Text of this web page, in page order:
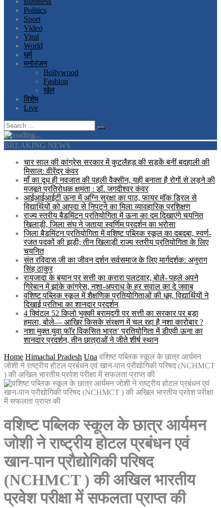
Politics
Sport
Video
Viral
World
धर्म
मनोरंजन
Bollywood
Fashion
खेल
विशेष
Live
BREAKING NEWS
चार साल की कांग्रेस सरकार में कुटलैहड़ की सड़कें बनीं बदहाली की
मिसाल: वीरेंद्र कंवर
माँ का दूध ही नवजात की पहली वैक्सीन, यही बनाता है रोगों से लड़ने की
मजबूत प्रतिरोधक क्षमता : डॉ. जगदीश्वर कंवर
आईआईआईटी ऊना में अग्नि सुरक्षा का पाठ, फायर मॉक ड्रिल से
विद्यार्थियों को आपदा से निपटने का मिला व्यावहारिक प्रशिक्षण
राज्य स्तरीय बैडमिंटन प्रतियोगिता में ऊना का दम दिखाएंगे चयनित
खिलाड़ी, जिला संघ ने जताया स्वर्णिम प्रदर्शन का भरोसा
जिला बैडमिंटन प्रतियोगिता में वशिष्ट पब्लिक स्कूल का दबदबा, स्वर्ण-
रजत पदकों की झड़ी; तीन खिलाड़ी राज्य स्तरीय प्रतियोगिता के लिए
चयनित
संत रविदास जी का जीवन दर्शन सर्वसमाज के लिए मार्गदर्शक: अनुराग
सिंह ठाकुर
रायजादा के बयान पर सत्ती का करारा पलटवार, बोले- पहले अपने
गिरेबान में झांके कांग्रेस, नशा-अपराध के हर सवाल का दे जवाब
वशिष्ट पब्लिक स्कूल में शैक्षणिक प्रतियोगिताओं की धूम, विद्यार्थियों ने
दिखाई प्रतिभा का शानदार प्रदर्शन
4 क्विंटल 52 किलो भुक्की बरामदगी पर सत्ती का सरकार पर बड़ा
हमला, बोले— आखिर किसके संरक्षण में चल रहा है नशा कारोबार ?
नशा मुक्त युवा फॉर विकसित भारत’ प्रतियोगिता में डीएवी ऊना का
शानदार प्रदर्शन, तीन छात्राओं ने जीते शीर्ष स्थान
Home Himachal Pradesh Una वशिष्ट पब्लिक स्कूल के छात्र आर्यमन
जोशी ने राष्ट्रीय होटल प्रबंधन एवं खान-पान प्रौद्योगिकी परिषद (NCHMCT
) की अखिल भारतीय प्रवेश परीक्षा में सफलता प्राप्त की
वशिष्ट पब्लिक स्कूल के छात्र आर्यमन
जोशी ने राष्ट्रीय होटल प्रबंधन एवं
खान-पान प्रौद्योगिकी परिषद
(NCHMCT ) की अखिल भारतीय
प्रवेश परीक्षा में सफलता प्राप्त की